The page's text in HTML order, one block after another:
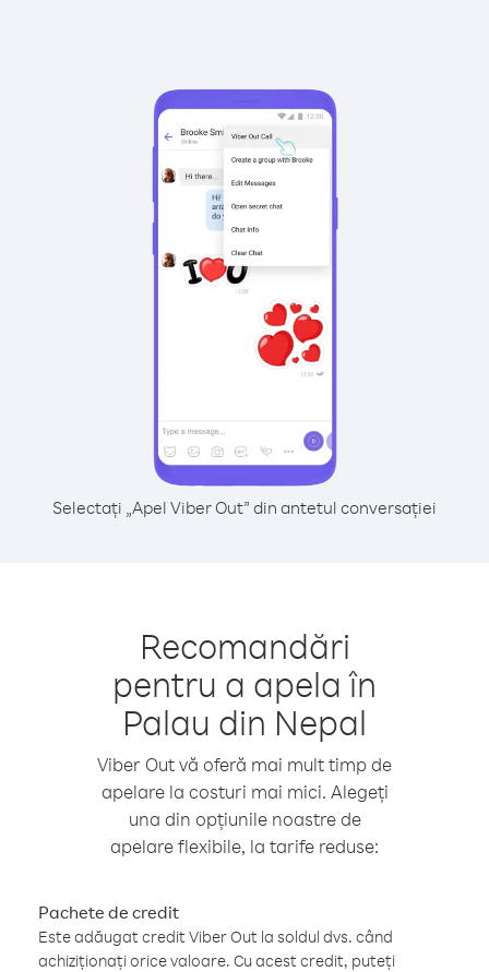
Selectați „Apel Viber Out” din antetul conversației
Recomandări
pentru a apela în
Palau din Nepal
Viber Out vă oferă mai mult timp de
apelare la costuri mai mici. Alegeți
una din opțiunile noastre de
apelare flexibile, la tarife reduse:
Pachete de credit
Este adăugat credit Viber Out la soldul dvs. când
achiziționați orice valoare. Cu acest credit, puteți